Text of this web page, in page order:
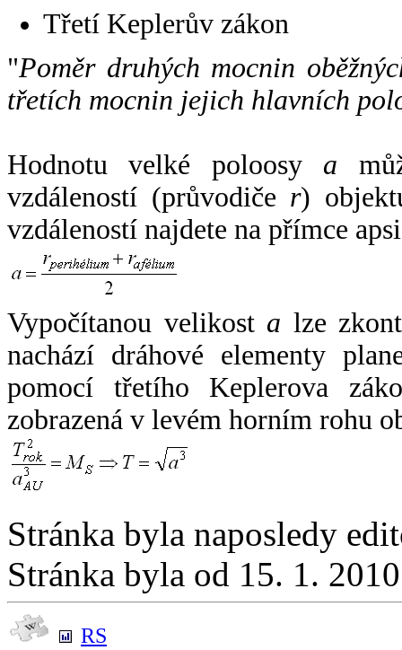
Třetí Keplerův zákon
"Poměr druhých mocnin
třetích mocnin jejich hlavních
Hodnotu velké poloosy a
vzdáleností (průvodiče r)
vzdáleností najdete na přímce
Vypočítanou velikost a lze
nachází dráhové elementy
pomocí třetího Keplerova
zobrazená v levém horním rohu
Stránka byla naposledy
Stránka byla od 15. 1.
RS